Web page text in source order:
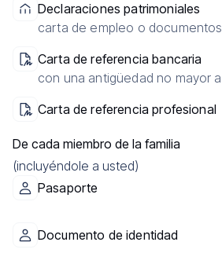
Declaraciones patrimoniales
carta de empleo o
Carta de referencia bancaria
con una antigüedad no mayor
Carta de referencia profesional
De cada miembro de la familia
(incluyéndole a usted)
Pasaporte
Documento de identidad